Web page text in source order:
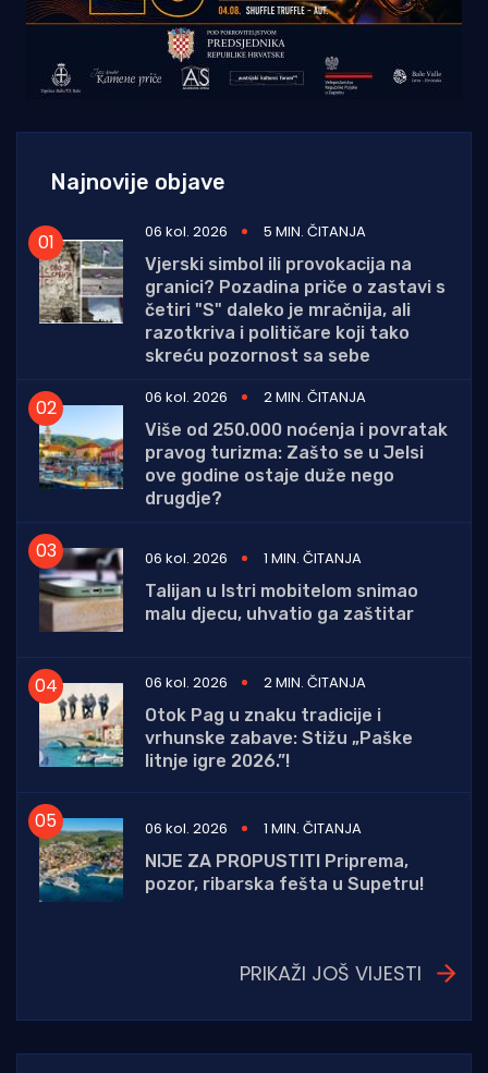
Najnovije objave
06 kol. 2026
5 MIN. ČITANJA
Vjerski simbol ili provokacija na
granici? Pozadina priče o zastavi s
četiri "S" daleko je mračnija, ali
razotkriva i političare koji tako
skreću pozornost sa sebe
06 kol. 2026
2 MIN. ČITANJA
Više od 250.000 noćenja i povratak
pravog turizma: Zašto se u Jelsi
ove godine ostaje duže nego
drugdje?
06 kol. 2026
1 MIN. ČITANJA
Talijan u Istri mobitelom snimao
malu djecu, uhvatio ga zaštitar
06 kol. 2026
2 MIN. ČITANJA
Otok Pag u znaku tradicije i
vrhunske zabave: Stižu „Paške
litnje igre 2026.”!
06 kol. 2026
1 MIN. ČITANJA
NIJE ZA PROPUSTITI Priprema,
pozor, ribarska fešta u Supetru!
PRIKAŽI JOŠ VIJESTI